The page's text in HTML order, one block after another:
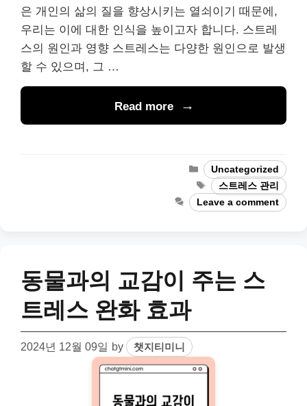
은 개인의 삶의 질을 향상시키는 열쇠이기 때문에,
우리는 이에 대한 인식을 높이고자 합니다. 스트레
스의 원인과 영향 스트레스는 다양한 원인으로 발생
할 수 있으며, 그 …
Read more
Categories
Uncategorized
Tags스트레스 관리
Leave a comment
동물과의 교감이 주는 스
트레스 완화 효과
2024년 12월 09일 by 챗지티미니